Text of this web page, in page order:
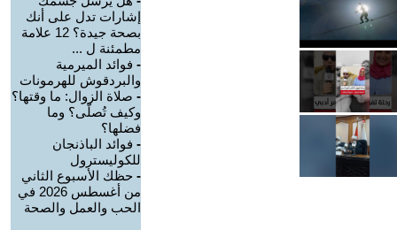
إشارات تدل على أنك
بصحة جيدة؟ 12 علامة
مطمئنة ل ...
- فوائد الميرمية
والبردقوش للهرمونات
- صلاة الزوال: ما وقتها؟
وكيف تُصلّى؟ وما
فضلها؟
- فوائد الباذنجان
للكوليسترول
- حظك الأسبوع الثاني
من أغسطس 2026 في
الحب والعمل والصحة